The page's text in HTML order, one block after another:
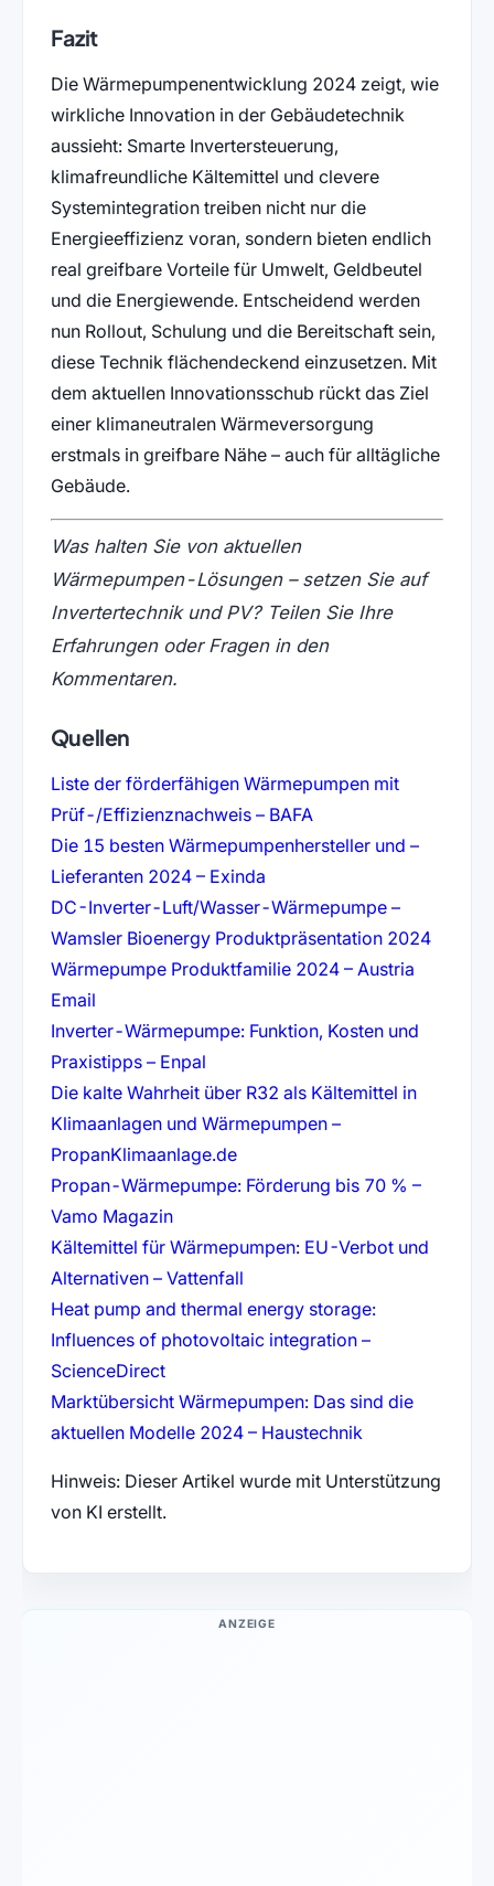
Fazit
Die Wärmepumpenentwicklung 2024 zeigt, wie
wirkliche Innovation in der Gebäudetechnik
aussieht: Smarte Invertersteuerung,
klimafreundliche Kältemittel und clevere
Systemintegration treiben nicht nur die
Energieeffizienz voran, sondern bieten endlich
real greifbare Vorteile für Umwelt, Geldbeutel
und die Energiewende. Entscheidend werden
nun Rollout, Schulung und die Bereitschaft sein,
diese Technik flächendeckend einzusetzen. Mit
dem aktuellen Innovationsschub rückt das Ziel
einer klimaneutralen Wärmeversorgung
erstmals in greifbare Nähe – auch für alltägliche
Gebäude.
Was halten Sie von aktuellen
Wärmepumpen-Lösungen – setzen Sie auf
Invertertechnik und PV? Teilen Sie Ihre
Erfahrungen oder Fragen in den
Kommentaren.
Quellen
Liste der förderfähigen Wärmepumpen mit
Prüf-/Effizienznachweis – BAFA(öffnet in neuem Tab)
Die 15 besten Wärmepumpenhersteller und –
Lieferanten 2024 – Exinda(öffnet in neuem Tab)
DC-Inverter-Luft/Wasser-Wärmepumpe –
Wamsler Bioenergy Produktpräsentation 2024(öffnet
Wärmepumpe Produktfamilie 2024 – Austria
Email(öffnet in neuem Tab)
Inverter-Wärmepumpe: Funktion, Kosten und
Praxistipps – Enpal(öffnet in neuem Tab)
Die kalte Wahrheit über R32 als Kältemittel in
Klimaanlagen und Wärmepumpen –
PropanKlimaanlage.de(öffnet in neuem Tab)
Propan-Wärmepumpe: Förderung bis 70 % –
Vamo Magazin(öffnet in neuem Tab)
Kältemittel für Wärmepumpen: EU-Verbot und
Alternativen – Vattenfall(öffnet in neuem Tab)
Heat pump and thermal energy storage:
Influences of photovoltaic integration –
ScienceDirect(öffnet in neuem Tab)
Marktübersicht Wärmepumpen: Das sind die
aktuellen Modelle 2024 – Haustechnik(öffnet in
Hinweis: Dieser Artikel wurde mit Unterstützung
von KI erstellt.
ANZEIGE